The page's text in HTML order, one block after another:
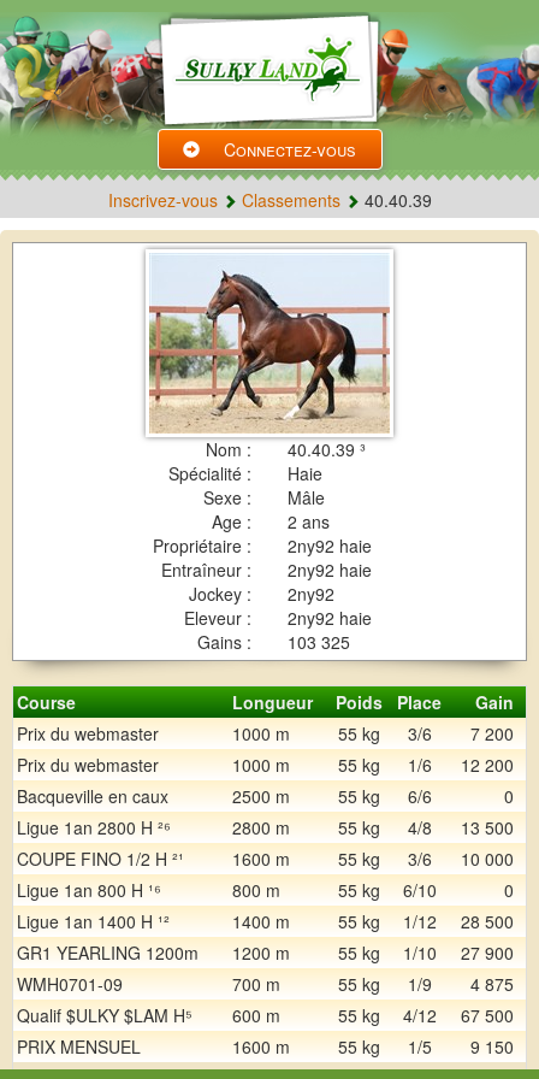
Connectez-vous
Inscrivez-vous Classements 40.40.39
Nom :
40.40.39 ³
Spécialité :
Haie
Sexe :
Mâle
Age :
2 ans
Propriétaire :
2ny92 haie
Entraîneur :
2ny92 haie
Jockey :
2ny92
Eleveur :
2ny92 haie
Gains :
103 325
Course Longueur Poids Place
Gain
Prix du webmaster
1000 m 55 kg 3/6 7 200
Prix du webmaster
1000 m 55 kg 1/6 12 200
Bacqueville en caux
2500 m 55 kg 6/6
0
Ligue 1an 2800 H ²⁶
2800 m 55 kg 4/8 13 500
COUPE FINO 1/2 H ²¹
1600 m 55 kg 3/6 10 000
Ligue 1an 800 H ¹⁶
800 m 55 kg 6/10 0
Ligue 1an 1400 H ¹²
1400 m 55 kg 1/12 28 500
GR1 YEARLING 1200m
1200 m 55 kg 1/10 27 900
WMH0701-09
700 m 55 kg 1/9 4 875
Qualif $ULKY $LAM H⁵
600 m 55 kg 4/12 67 500
PRIX MENSUEL
1600 m 55 kg 1/5 9 150